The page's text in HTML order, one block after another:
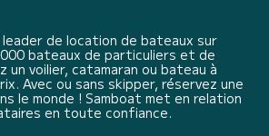
de location de bateaux sur
bateaux de particuliers et de
un voilier, catamaran ou bateau à
Avec ou sans skipper, réservez une
le monde ! Samboat met en relation
en toute confiance.